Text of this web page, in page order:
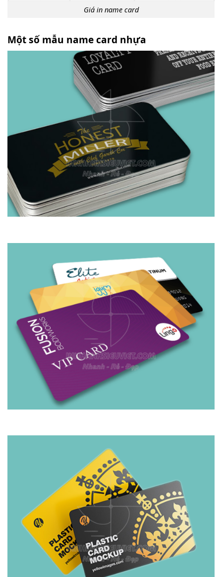
Giá in name card
Một số mẫu name card nhựa